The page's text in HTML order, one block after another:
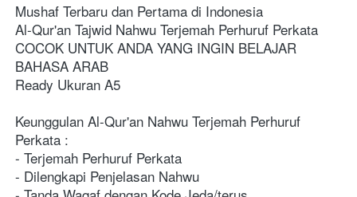
Mushaf Terbaru dan Pertama di Indonesia
Al-Qur'an Tajwid Nahwu Terjemah Perhuruf Perkata
COCOK UNTUK ANDA YANG INGIN BELAJAR
BAHASA ARAB
Ready Ukuran A5
Keunggulan Al-Qur'an Nahwu Terjemah Perhuruf
Perkata :
- Terjemah Perhuruf Perkata
- Dilengkapi Penjelasan Nahwu